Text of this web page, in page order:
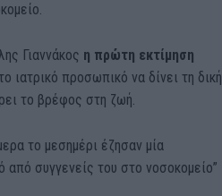
Γιαννάκος η πρώτη εκτίμηση
ιατρικό προσωπικό να δίνει τη δική
το βρέφος στη ζωή.
το μεσημέρι έζησαν μία
συγγενείς του στο νοσοκομείο”